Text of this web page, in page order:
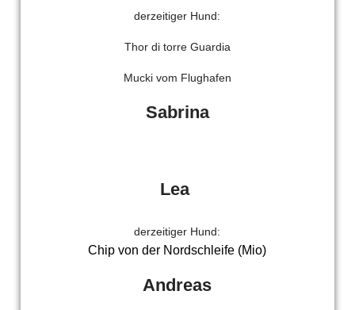
derzeitiger Hund:
Thor di torre Guardia
Mucki vom Flughafen
Sabrina
Lea
derzeitiger Hund:
Chip von der Nordschleife (Mio)
Andreas